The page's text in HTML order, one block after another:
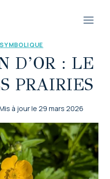
D’OR : LE
PRAIRIES
à jour le 29 mars 2026